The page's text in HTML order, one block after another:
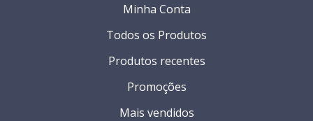
Minha Conta
Todos os Produtos
Produtos recentes
Promoções
Mais vendidos